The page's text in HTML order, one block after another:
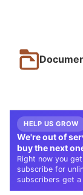
HELP US GROW
We're out of
buy the next
Right now you
subscribe for
subscribers get a